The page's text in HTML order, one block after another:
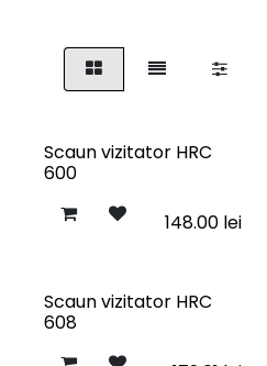
Scaun vizitator HRC
600
148.00lei
Scaun vizitator HRC
608